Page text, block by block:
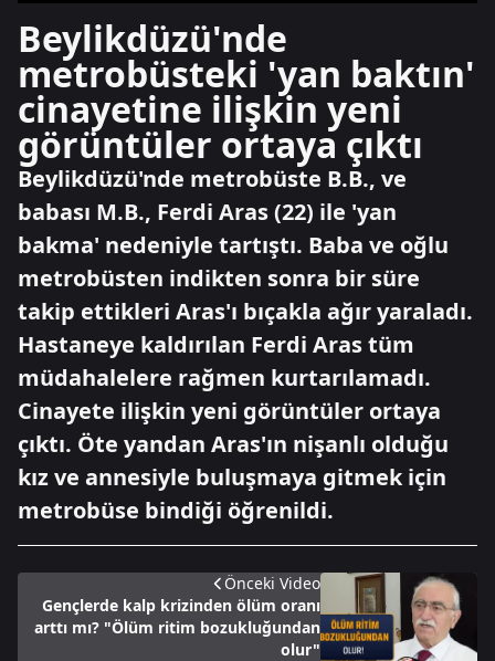
Beylikdüzü'nde
metrobüsteki 'yan baktın'
cinayetine ilişkin yeni
görüntüler ortaya çıktı
Beylikdüzü'nde metrobüste B.B., ve
babası M.B., Ferdi Aras (22) ile 'yan
bakma' nedeniyle tartıştı. Baba ve oğlu
metrobüsten indikten sonra bir süre
takip ettikleri Aras'ı bıçakla ağır yaraladı.
Hastaneye kaldırılan Ferdi Aras tüm
müdahalelere rağmen kurtarılamadı.
Cinayete ilişkin yeni görüntüler ortaya
çıktı. Öte yandan Aras'ın nişanlı olduğu
kız ve annesiyle buluşmaya gitmek için
metrobüse bindiği öğrenildi.
Önceki Video
Gençlerde kalp krizinden ölüm oranı
arttı mı? "Ölüm ritim bozukluğundan
olur"